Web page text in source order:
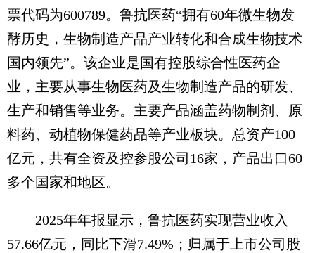
票代码为600789。鲁抗医药“拥有60年微生物发
酵历史，生物制造产品产业转化和合成生物技术
国内领先”。该企业是国有控股综合性医药企
业，主要从事生物医药及生物制造产品的研发、
生产和销售等业务。主要产品涵盖药物制剂、原
料药、动植物保健药品等产业板块。总资产100
亿元，共有全资及控参股公司16家，产品出口60
多个国家和地区。
2025年年报显示，鲁抗医药实现营业收入
57.66亿元，同比下滑7.49%；归属于上市公司股